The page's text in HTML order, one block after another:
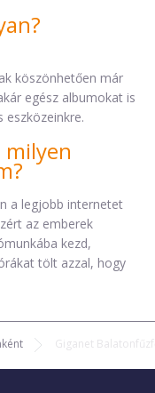
köszönhetően már
egész albumokat is
eszközeinkre.
a legjobb internetet
az emberek
kezd,
tölt azzal, hogy
Giganet